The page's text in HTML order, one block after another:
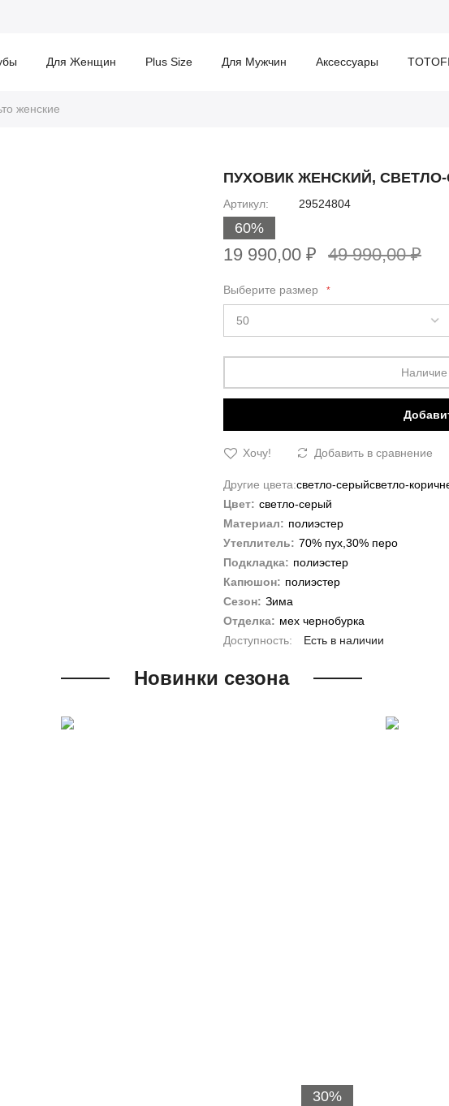
Для Женщин Plus Size Для Мужчин Аксессуары
женские
ПУХОВИК ЖЕНСКИЙ,
Артикул 29524804
60%
19 990,00 ₽ 49 990,00 ₽
Выберите размер
Наличие
Хочу! Добавить в сравнение
Другие цвета:светло-серыйсветло-
Цвет: светло-серый
Материал: полиэстер
Утеплитель: 70% пух,30% перо
Подкладка: полиэстер
Капюшон: полиэстер
Сезон: Зима
Отделка: мех чернобурка
Есть в наличии
Новинки сезона
30%